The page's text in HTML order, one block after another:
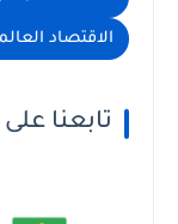
الاقتصاد
تابعنا